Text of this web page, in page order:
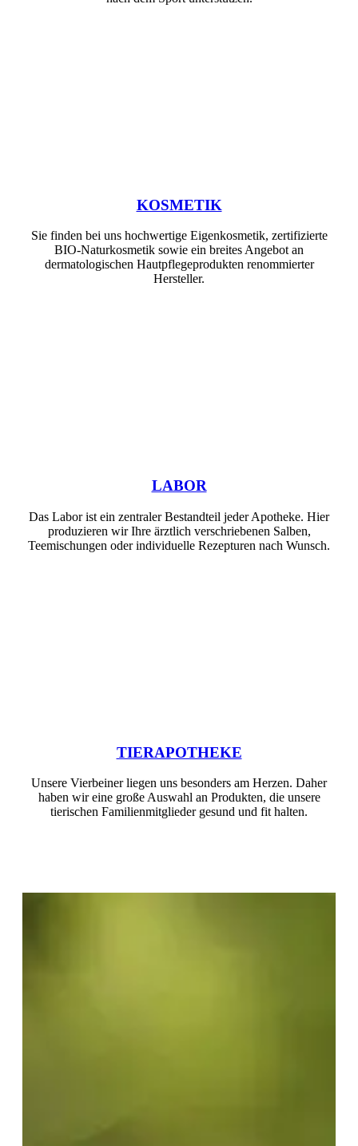
KOSMETIK
Sie finden bei uns hochwertige Eigenkosmetik, zertifizierte
BIO-Naturkosmetik sowie ein breites Angebot an
dermatologischen Hautpflegeprodukten renommierter
Hersteller.
LABOR
Das Labor ist ein zentraler Bestandteil jeder Apotheke. Hier
produzieren wir Ihre ärztlich verschriebenen Salben,
Teemischungen oder individuelle Rezepturen nach Wunsch.
TIERAPOTHEKE
Unsere Vierbeiner liegen uns besonders am Herzen. Daher
haben wir eine große Auswahl an Produkten, die unsere
tierischen Familienmitglieder gesund und fit halten.